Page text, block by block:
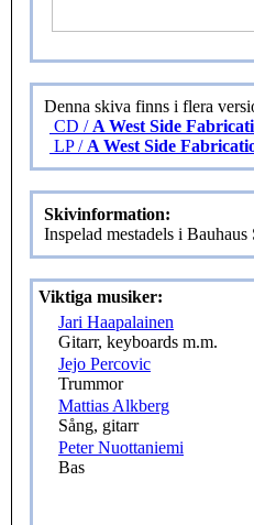
Denna skiva finns i flera
CD / A West Side
LP / A West Side
Skivinformation:
Inspelad mestadels i
Viktiga musiker:
Jari Haapalainen
Gitarr, keyboards m.m.
Jejo Percovic
Trummor
Mattias Alkberg
Sång, gitarr
Peter Nuottaniemi
Bas